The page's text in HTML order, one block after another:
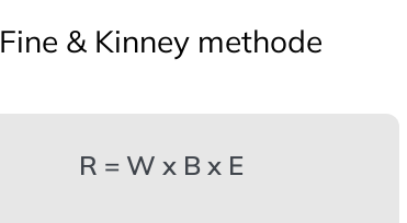
Fine & Kinney methode
R = W x B x E